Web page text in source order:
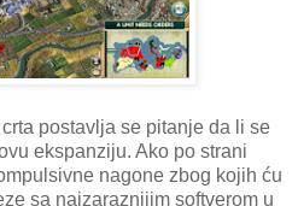
postavlja se pitanje da li se
ekspanziju. Ako po strani
nagone zbog kojih ću
sa najzaraznijim softverom u